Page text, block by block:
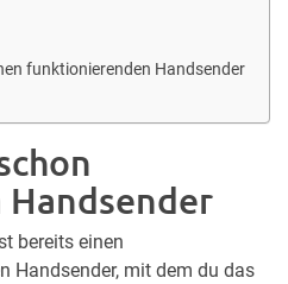
funktionierenden Handsender
bereits einen
Handsender, mit dem du das